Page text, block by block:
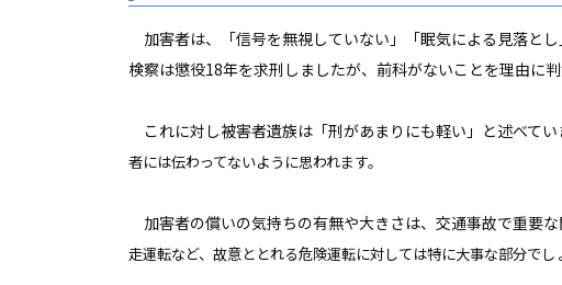
加害者は、「信号を無視していない」「眠気による見落とし
検察は懲役18年を求刑しましたが、前科がないことを理由に
これに対し被害者遺族は「刑があまりにも軽い」と述べてい
者には伝わってないように思われます。
加害者の償いの気持ちの有無や大きさは、交通事故で重要な
走運転など、 故意ととれる危険運転に対しては特に大事な部分でし